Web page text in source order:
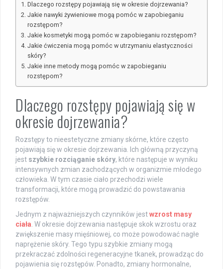
Dlaczego rozstępy pojawiają się w okresie dojrzewania?
Jakie nawyki żywieniowe mogą pomóc w zapobieganiu
rozstępom?
Jakie kosmetyki mogą pomóc w zapobieganiu rozstępom?
Jakie ćwiczenia mogą pomóc w utrzymaniu elastyczności
skóry?
Jakie inne metody mogą pomóc w zapobieganiu
rozstępom?
Dlaczego rozstępy pojawiają się w
okresie dojrzewania?
Rozstępy to nieestetyczne zmiany skórne, które często
pojawiają się w okresie dojrzewania. Ich główną przyczyną
jest szybkie rozciąganie skóry, które następuje w wyniku
intensywnych zmian zachodzących w organizmie młodego
człowieka. W tym czasie ciało przechodzi wiele
transformacji, które mogą prowadzić do powstawania
rozstępów.
Jednym z najważniejszych czynników jestwzrost masy
ciała. W okresie dojrzewania następuje skok wzrostu oraz
zwiększenie masy mięśniowej, co może powodować nagłe
naprężenie skóry. Tego typu szybkie zmiany mogą
przekraczać zdolności regeneracyjne tkanek, prowadząc do
pojawienia się rozstępów. Ponadto, zmiany hormonalne,